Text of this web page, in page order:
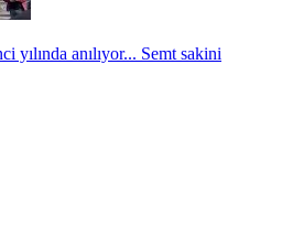
anılıyor... Semt sakini